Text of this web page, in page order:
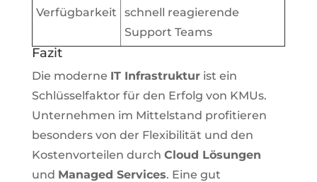
Verfügbarkeit
schnell reagierende
Support Teams
Fazit
Die moderne IT Infrastrukturist ein
Schlüsselfaktor für den Erfolg von KMUs.
Unternehmen im Mittelstand profitieren
besonders von der Flexibilität und den
Kostenvorteilen durch Cloud Lösungen
und Managed Services. Eine gut